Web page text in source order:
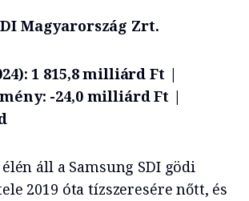
Magyarország Zrt.
1 815,8 milliárd Ft |
-24,0 milliárd Ft |
áll a Samsung SDI gödi
2019 óta tízszeresére nőtt, és